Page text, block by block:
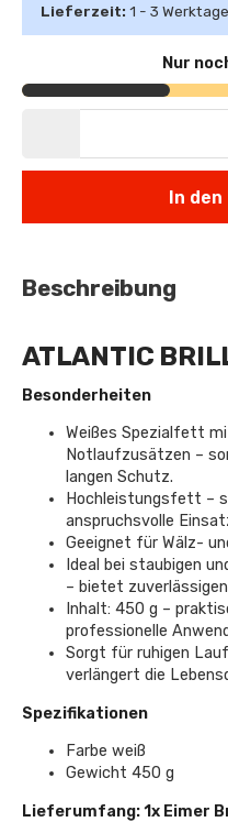
Lieferzeit: 1 - 3 Werktage
Nur
In den
Beschreibung
ATLANTIC
Besonderheiten
Weißes Spezialfett
Notlaufzusätzen –
langen Schutz.
Hochleistungsfett –
anspruchsvolle
Geeignet für Wälz-
Ideal bei staubigen
– bietet
Inhalt: 450 g –
professionelle
Sorgt für ruhigen
verlängert die
Spezifikationen
Farbe weiß
Gewicht 450 g
Lieferumfang: 1x Eimer